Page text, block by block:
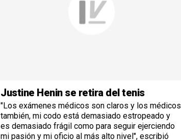
Justine Henin se retira del tenis
"Los exámenes médicos son claros y los médicos
también, mi codo está demasiado estropeado y
es demasiado frágil como para seguir ejerciendo
mi pasión y mi oficio al más alto nivel", escribió